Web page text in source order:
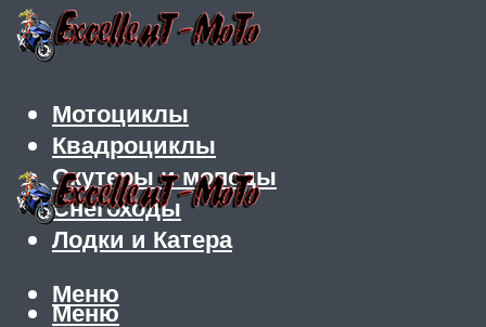
Мотоциклы
Квадроциклы
Скутеры и мопеды
Снегоходы
Лодки и Катера
Меню
Меню